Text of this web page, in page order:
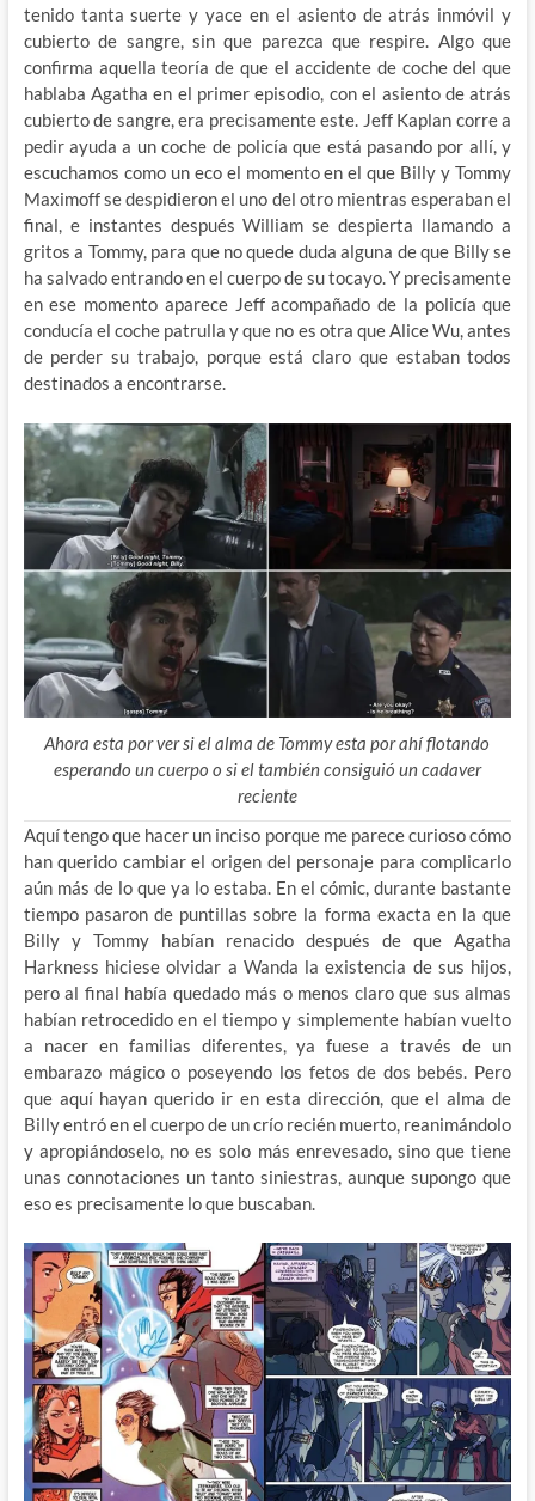
tenido tanta suerte y yace en el asiento de atrás inmóvil y
cubierto de sangre, sin que parezca que respire. Algo que
confirma aquella teoría de que el accidente de coche del que
hablaba Agatha en el primer episodio, con el asiento de atrás
cubierto de sangre, era precisamente este. Jeff Kaplan corre a
pedir ayuda a un coche de policía que está pasando por allí, y
escuchamos como un eco el momento en el que Billy y Tommy
Maximoff se despidieron el uno del otro mientras esperaban el
final, e instantes después William se despierta llamando a
gritos a Tommy, para que no quede duda alguna de que Billy se
ha salvado entrando en el cuerpo de su tocayo. Y precisamente
en ese momento aparece Jeff acompañado de la policía que
conducía el coche patrulla y que no es otra que Alice Wu, antes
de perder su trabajo, porque está claro que estaban todos
destinados a encontrarse.
Ahora esta por ver si el alma de Tommy esta por ahí flotando
esperando un cuerpo o si el también consiguió un cadaver
reciente
Aquí tengo que hacer un inciso porque me parece curioso cómo
han querido cambiar el origen del personaje para complicarlo
aún más de lo que ya lo estaba. En el cómic, durante bastante
tiempo pasaron de puntillas sobre la forma exacta en la que
Billy y Tommy habían renacido después de que Agatha
Harkness hiciese olvidar a Wanda la existencia de sus hijos,
pero al final había quedado más o menos claro que sus almas
habían retrocedido en el tiempo y simplemente habían vuelto
a nacer en familias diferentes, ya fuese a través de un
embarazo mágico o poseyendo los fetos de dos bebés. Pero
que aquí hayan querido ir en esta dirección, que el alma de
Billy entró en el cuerpo de un crío recién muerto, reanimándolo
y apropiándoselo, no es solo más enrevesado, sino que tiene
unas connotaciones un tanto siniestras, aunque supongo que
eso es precisamente lo que buscaban.